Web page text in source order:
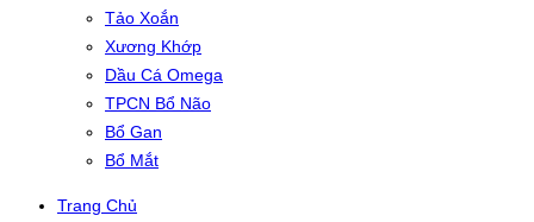
Tảo Xoắn
Xương Khớp
Dầu Cá Omega
TPCN Bổ Não
Bổ Gan
Bổ Mắt
Trang Chủ